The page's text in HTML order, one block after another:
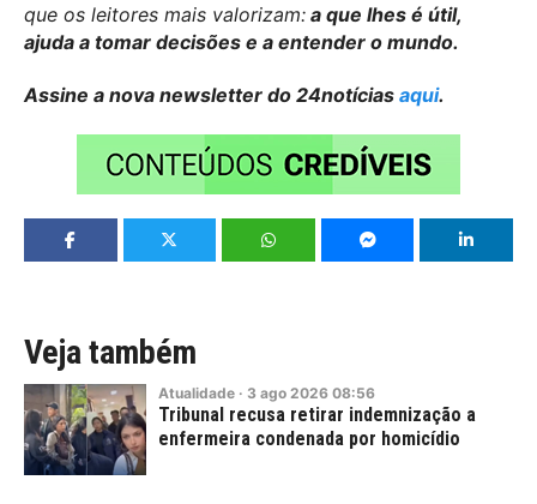
que os leitores mais valorizam: a que lhes é útil,
ajuda a tomar decisões e a entender o mundo.
Assine a nova newsletter do 24notícias aqui.
Veja também
Atualidade · 3 ago 2026 08:56
Tribunal recusa retirar indemnização a
enfermeira condenada por homicídio